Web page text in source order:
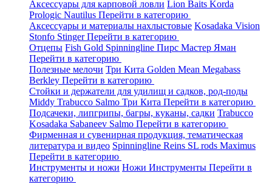
Аксессуары для карповой ловли Lion Baits Korda
Prologic Nautilus Перейти в категорию
Аксессуары и материалы нахлыстовые Kosadaka Vision
Stonfo StingerПерейти в категорию
Отцепы Fish Gold Spinningline Пирс Мастер Яман
Перейти в категорию
Полезные мелочи Три Кита Golden Mean Megabass
Berkley Перейти в категорию
Стойки и держатели для удилищ и садков, род-поды
Middy Trabucco Salmo Три Кита Перейти в категорию
Подсачеки, липгрипы, багры, куканы, садки Trabucco
Kosadaka Sabaneev Salmo Перейти в категорию
Фирменная и сувенирная продукция, тематическая
литература и видео Spinningline Reins SL rods Maximus
Перейти в категорию
Инструменты и ножи Ножи Инструменты Перейти в
категорию